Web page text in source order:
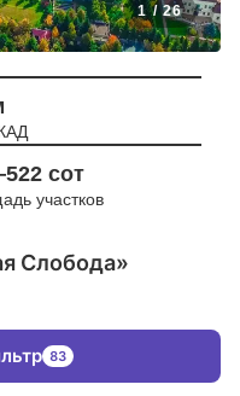
1/26
сот
участков
Слобода»
83